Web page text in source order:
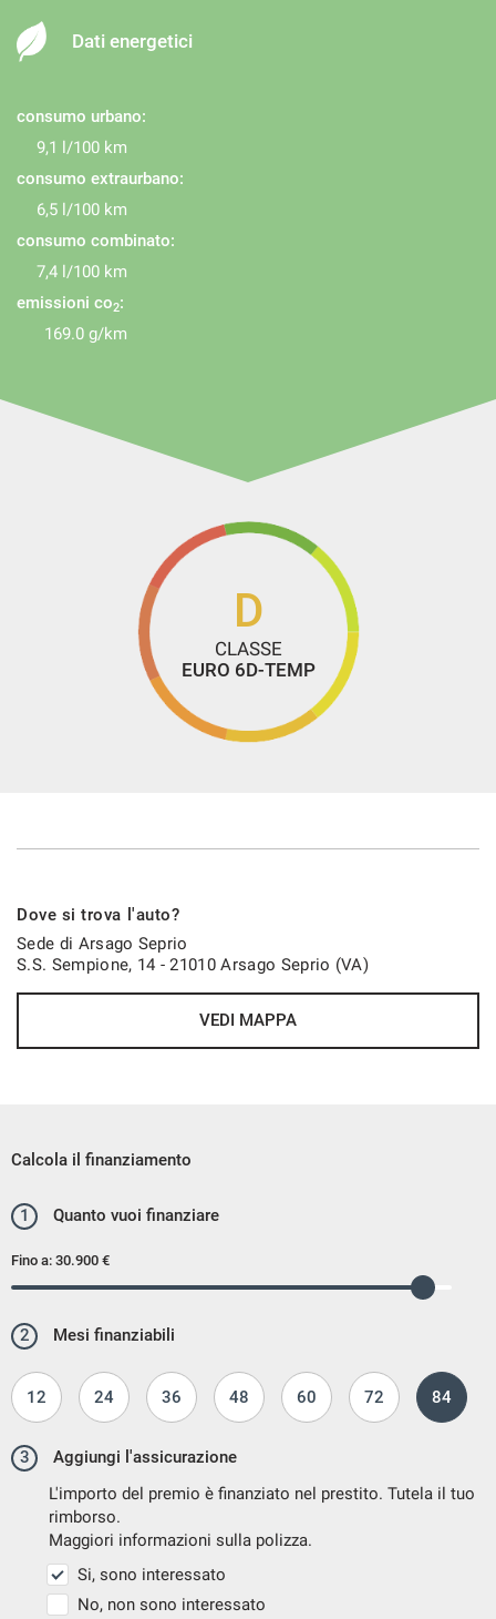
Sensori di parcheggio anteriori
Servosterzo
Specchietti laterali elettrici
Telecamera per parcheggio assistito
Trazione integrale
Vetri oscurati
Volante in pelle
Volante riscaldabile
Dati energetici
consumo urbano:
9,1 l/100 km
consumo extraurbano:
6,5 l/100 km
consumo combinato:
7,4 l/100 km
emissioni co2:
169.0 g/km
D
CLASSE
EURO 6D-TEMP
Dove si trova l'auto?
Sede di Arsago Seprio
S.S. Sempione, 14 - 21010 Arsago Seprio (VA)
VEDI MAPPA
Calcola il finanziamento
1 Quanto vuoi finanziare
Fino a: 30.900 €
2 Mesi finanziabili
12 24 36 48 60 72 84
3
Aggiungi l'assicurazione
L'importo del premio è finanziato nel prestito. Tutela il tuo
rimborso.
Maggiori informazioni sulla polizza.
Si, sono interessato
No, non sono interessato